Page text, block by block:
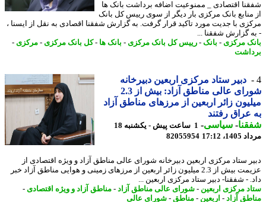
اقتصادی _ ممنوعیت اضافه برداشت بانک ها
بانک مرکزی بار دیگر از سوی رییس کل بانک
با جدیت مورد تاکید قرار گرفت. به گزارش شفقنا اقصادی به نقل از ایسنا ،
گزارش شفقنا ...
مرکزی - بانک -رییس کل بانک مرکزی - بانک ها- کل بانک مرکزی - مرکزی -
دبیر ستاد مرکزی اربعین دبیرخانه
شورای عالی مناطق آزاد: بیش از 2.3
زائر اربعین از مرزهای مناطق آزاد
رفتند
-سیاسی-
1 ساعت پیش - یکشنبه 18
17:12
82055954
ستاد مرکزی اربعین دبیرخانه شورای عالی مناطق آزاد و ویژه اقتصادی از
عزیمت بیش از 2.3 میلیون زائر اربعین از مرزهای زمینی و هوایی مناطق آزاد خبر
- شفقنا- دبیر ستاد مرکزی اربعین ...
مرکزی اربعین -شورای عالی مناطق آزاد- مناطق آزاد و ویژه اقتصادی-
آزاد- اربعین -مناطق-شورای عالی